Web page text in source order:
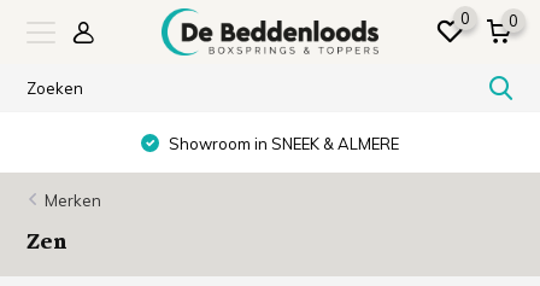
0 0
Showroom in SNEEK & ALMERE
Merken
Zen